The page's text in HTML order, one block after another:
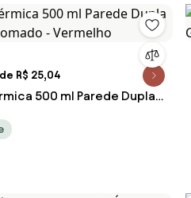
R$ 25,04
500 ml Parede Dupla
- Vermelho